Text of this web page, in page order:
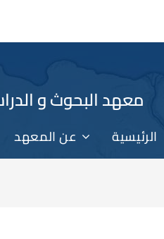
معهد البحوث و
عن المعهد الرئيسية